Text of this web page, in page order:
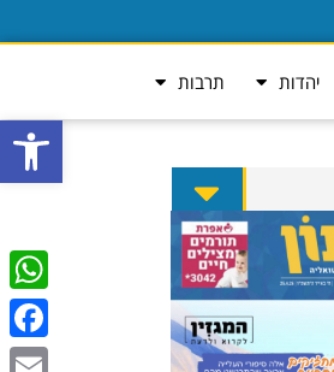
פתח
יהדות תרבות